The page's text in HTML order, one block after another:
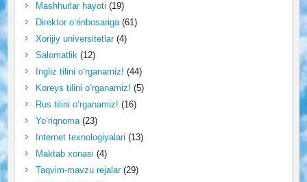
Mashhurlar hayoti (19)
Direktor o‘rinbosariga(61)
Xorijiy universitetlar(4)
Salomatlik(12)
Ingliz tilini o‘rganamiz! (44)
Koreys tilini o‘rganamiz! (5)
Rus tilini o‘rganamiz! (16)
Yo‘riqnoma(23)
Internet texnologiyalari (13)
Maktab xonasi (4)
Taqvim-mavzu rejalar(29)